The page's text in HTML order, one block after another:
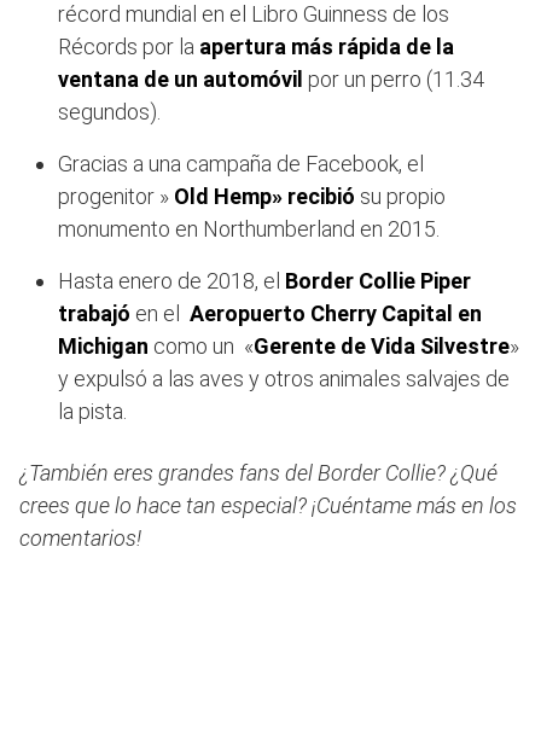
récord mundial en el Libro Guinness de los
Récords por la apertura más rápida de la
ventana de un automóvil por un perro (11.34
segundos).
Gracias a una campaña de Facebook, el
progenitor » Old Hemp» recibió su propio
monumento en Northumberland en 2015.
Hasta enero de 2018, el Border Collie Piper
trabajó en el Aeropuerto Cherry Capital en
Michigan como un «Gerente de Vida Silvestre»
y expulsó a las aves y otros animales salvajes de
la pista.
¿También eres grandes fans del Border Collie? ¿Qué
crees que lo hace tan especial? ¡Cuéntame más en los
comentarios!